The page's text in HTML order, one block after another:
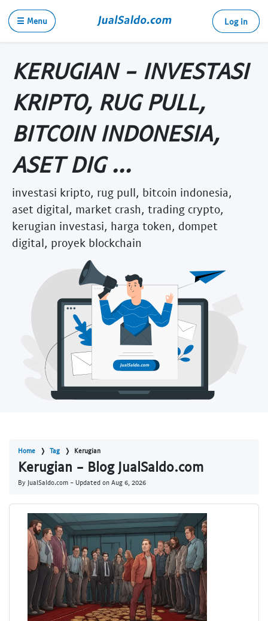
☰ Menu Log in
KERUGIAN - INVESTASI
KRIPTO, RUG PULL,
BITCOIN INDONESIA,
ASET DIG ...
investasi kripto, rug pull, bitcoin indonesia,
aset digital, market crash, trading crypto,
kerugian investasi, harga token, dompet
digital, proyek blockchain
Home Tag Kerugian
Kerugian - Blog JualSaldo.com
By JualSaldo.com - Updated on Aug 6, 2026